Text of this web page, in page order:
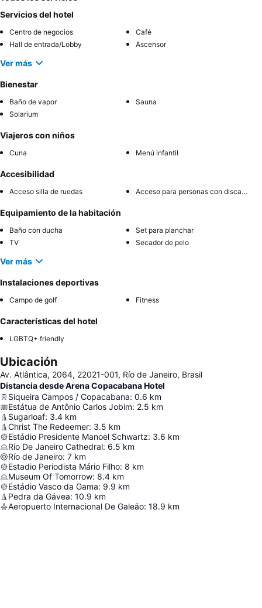
Servicios del hotel
Centro de negocios
Café
Hall de entrada/Lobby
Ascensor
Ver más
Bienestar
Baño de vapor
Sauna
Solarium
Viajeros con niños
Cuna Menú infantil
Accesibilidad
Acceso silla de ruedas Acceso para personas con discapacidad
Equipamiento de la habitación
Baño con ducha
Set para planchar
TV
Secador de pelo
Ver más
Instalaciones deportivas
Campo de golf Fitness
Características del hotel
LGBTQ+ friendly
Ubicación
Av. Atlântica, 2064, 22021-001, Río de Janeiro, Brasil
Distancia desde Arena Copacabana Hotel
Siqueira Campos / Copacabana: 0.6 km
Estátua de Antônio Carlos Jobim: 2.5 km
Sugarloaf: 3.4 km
Christ The Redeemer: 3.5 km
Estádio Presidente Manoel Schwartz: 3.6 km
Rio De Janeiro Cathedral: 6.5 km
Río de Janeiro: 7 km
Estadio Periodista Mário Filho: 8 km
Museum Of Tomorrow: 8.4 km
Estádio Vasco da Gama: 9.9 km
Pedra da Gávea: 10.9 km
Aeropuerto Internacional De Galeão: 18.9 km